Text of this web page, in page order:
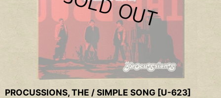
PROCUSSIONS, THE / SIMPLE SONG [U-623]